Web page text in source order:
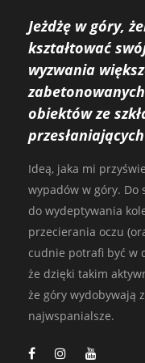
Jeżdżę w góry,
kształtować
wyzwania
obiektów ze
Ideą, jaka mi
wypadów w góry. Do
do wydeptywania
przecierania oczu
cudnie potrafi być w
że dzięki takim
że góry wydobywają
najwspanialsze.